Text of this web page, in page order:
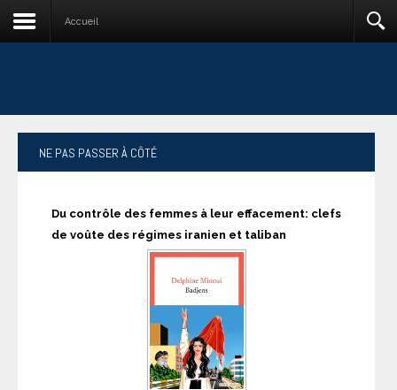
Accueil
NE PAS PASSER À CÔTÉ
Du contrôle des femmes à leur effacement: clefs
de voûte des régimes iranien et taliban